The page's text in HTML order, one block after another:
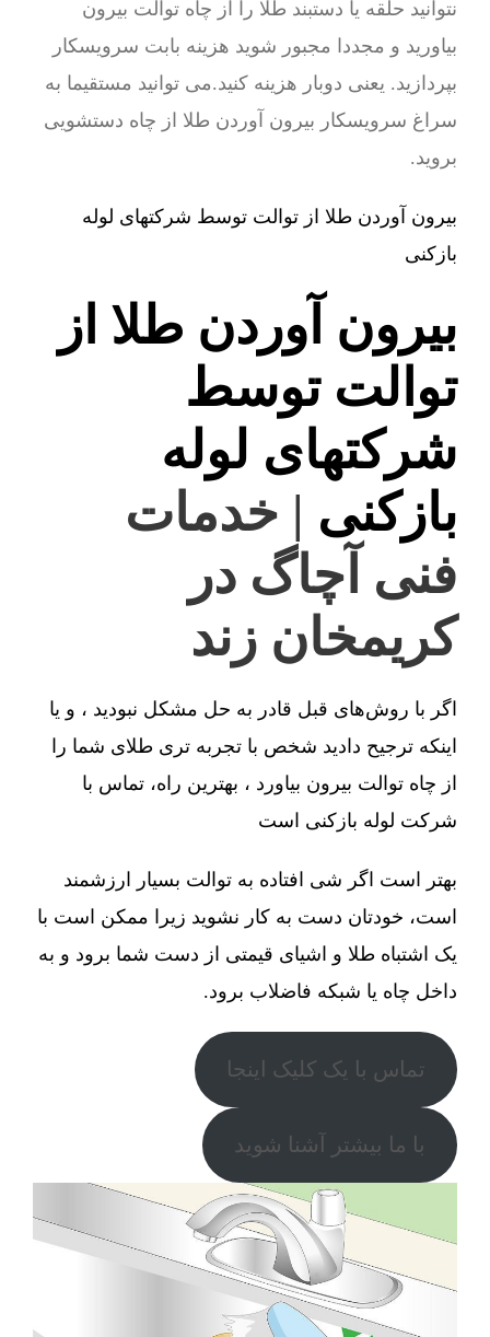
نتوانید حلقه یا دستبند طلا را از چاه توالت بیرون
بیاورید و مجددا مجبور شوید هزینه بابت سرویسکار
بپردازید. یعنی دوبار هزینه کنید.می توانید مستقیما به
سراغ سرویسکار بیرون آوردن طلا از چاه دستشویی
بروید.
بیرون آوردن طلا از توالت توسط شرکتهای لوله
بازکنی
بیرون آوردن طلا از
توالت توسط
شرکتهای لوله
بازکنی | خدمات
فنی آچاگ در
کریمخان زند
اگر با روش‌های قبل قادر به حل مشکل نبودید ، و یا
اینکه ترجیح دادید شخص با تجربه تری طلای شما را
از چاه توالت بیرون بیاورد ، بهترین راه، تماس با
شرکت لوله بازکنی است
بهتر است اگر شی افتاده به توالت بسیار ارزشمند
است، خودتان دست به کار نشوید زیرا ممکن است با
یک اشتباه طلا و اشیای قیمتی از دست شما برود و به
داخل چاه یا شبکه فاضلاب برود.
تماس با یک کلیک اینجا
با ما بیشتر آشنا شوید